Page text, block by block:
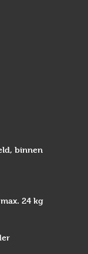
binnen
24 kg